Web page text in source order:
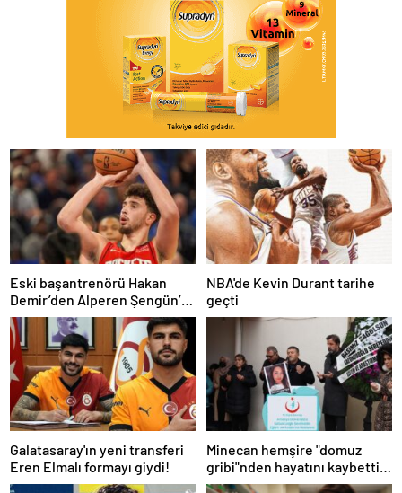
Eski başantrenörü Hakan
Demir’den Alperen Şengün’e
övgü
NBA'de Kevin Durant tarihe
geçti
Galatasaray'ın yeni transferi
Eren Elmalı formayı giydi!
Minecan hemşire "domuz
gribi"nden hayatını kaybetti –
Haberler | Sağlık Haberleri